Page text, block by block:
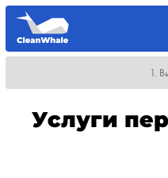
1.
Услуги